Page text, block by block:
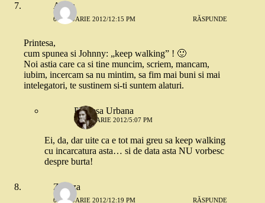
Alysa
6 IANUARIE 2012/12:15 PM RĂSPUNDE
Printesa,
cum spunea si Johnny: „keep walking” ! 🙂
Noi astia care ca si tine muncim, scriem, mancam,
iubim, incercam sa nu mintim, sa fim mai buni si mai
intelegatori, te sustinem si-ti suntem alaturi.
Printesa Urbana
6 IANUARIE 2012/5:07 PM
Ei, da, dar uite ca e tot mai greu sa keep walking
cu incarcatura asta… si de data asta NU vorbesc
despre burta!
Zazuza
6 IANUARIE 2012/12:19 PM RĂSPUNDE